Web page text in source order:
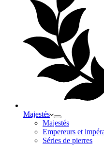
Majestés
Majestés
Empereurs et
Séries de pierres